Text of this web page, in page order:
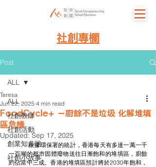
社創專欄
Post
ALL
社創教師
社創活動
創業知多啲
社創小故事
ALL
FoodCycle+ －廚餘不是垃圾 化解堆填
區危機
Teresa
Jun 22, 2025 4 min read
Updated:Sep 17, 2025
	根據環保署的統計，香港每天有多達一萬一千
一百噸的都巿固體廢物送往日漸飽和的堆填區，廚餘
約佔當中三成。香港的堆填區預計將於2030年飽和，